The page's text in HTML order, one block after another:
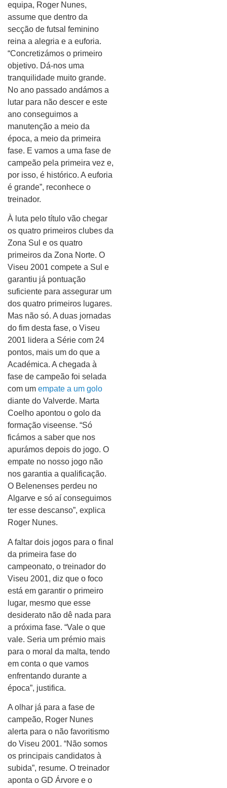
equipa, Roger Nunes,
assume que dentro da
secção de futsal feminino
reina a alegria e a euforia.
“Concretizámos o primeiro
objetivo. Dá-nos uma
tranquilidade muito grande.
No ano passado andámos a
lutar para não descer e este
ano conseguimos a
manutenção a meio da
época, a meio da primeira
fase. E vamos a uma fase de
campeão pela primeira vez e,
por isso, é histórico. A euforia
é grande”, reconhece o
treinador.
À luta pelo título vão chegar
os quatro primeiros clubes da
Zona Sul e os quatro
primeiros da Zona Norte. O
Viseu 2001 compete a Sul e
garantiu já pontuação
suficiente para assegurar um
dos quatro primeiros lugares.
Mas não só. A duas jornadas
do fim desta fase, o Viseu
2001 lidera a Série com 24
pontos, mais um do que a
Académica. A chegada à
fase de campeão foi selada
com um empate a um golo
diante do Valverde. Marta
Coelho apontou o golo da
formação viseense. “Só
ficámos a saber que nos
apurámos depois do jogo. O
empate no nosso jogo não
nos garantia a qualificação.
O Belenenses perdeu no
Algarve e só aí conseguimos
ter esse descanso”, explica
Roger Nunes.
A faltar dois jogos para o final
da primeira fase do
campeonato, o treinador do
Viseu 2001, diz que o foco
está em garantir o primeiro
lugar, mesmo que esse
desiderato não dê nada para
a próxima fase. “Vale o que
vale. Seria um prémio mais
para o moral da malta, tendo
em conta o que vamos
enfrentando durante a
época”, justifica.
A olhar já para a fase de
campeão, Roger Nunes
alerta para o não favoritismo
do Viseu 2001. “Não somos
os principais candidatos à
subida”, resume. O treinador
aponta o GD Árvore e o